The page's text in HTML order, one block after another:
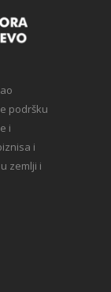
podršku
i
i
zemlji i